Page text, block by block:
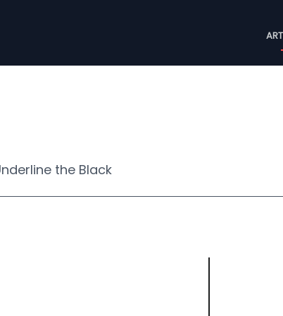
the Black